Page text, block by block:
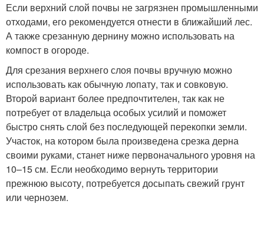
Если верхний слой почвы не загрязнен промышленными
отходами, его рекомендуется отнести в ближайший лес.
А также срезанную дернину можно использовать на
компост в огороде.
Для срезания верхнего слоя почвы вручную можно
использовать как обычную лопату, так и совковую.
Второй вариант более предпочтителен, так как не
потребует от владельца особых усилий и поможет
быстро снять слой без последующей перекопки земли.
Участок, на котором была произведена срезка дерна
своими руками, станет ниже первоначального уровня на
10–15 см. Если необходимо вернуть территории
прежнюю высоту, потребуется досыпать свежий грунт
или чернозем.